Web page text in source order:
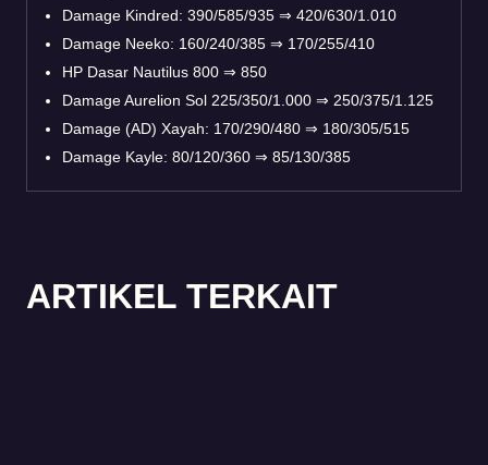
Damage Kindred: 390/585/935 ⇒ 420/630/1.010
Damage Neeko: 160/240/385 ⇒ 170/255/410
HP Dasar Nautilus 800 ⇒ 850
Damage Aurelion Sol 225/350/1.000 ⇒ 250/375/1.125
Damage (AD) Xayah: 170/290/480 ⇒ 180/305/515
Damage Kayle: 80/120/360 ⇒ 85/130/385
ARTIKEL TERKAIT